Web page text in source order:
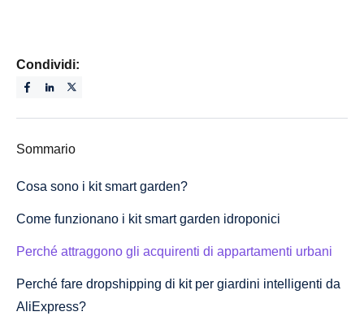
Condividi:
Sommario
Cosa sono i kit smart garden?
Come funzionano i kit smart garden idroponici
Perché attraggono gli acquirenti di appartamenti urbani
Perché fare dropshipping di kit per giardini intelligenti da
AliExpress?